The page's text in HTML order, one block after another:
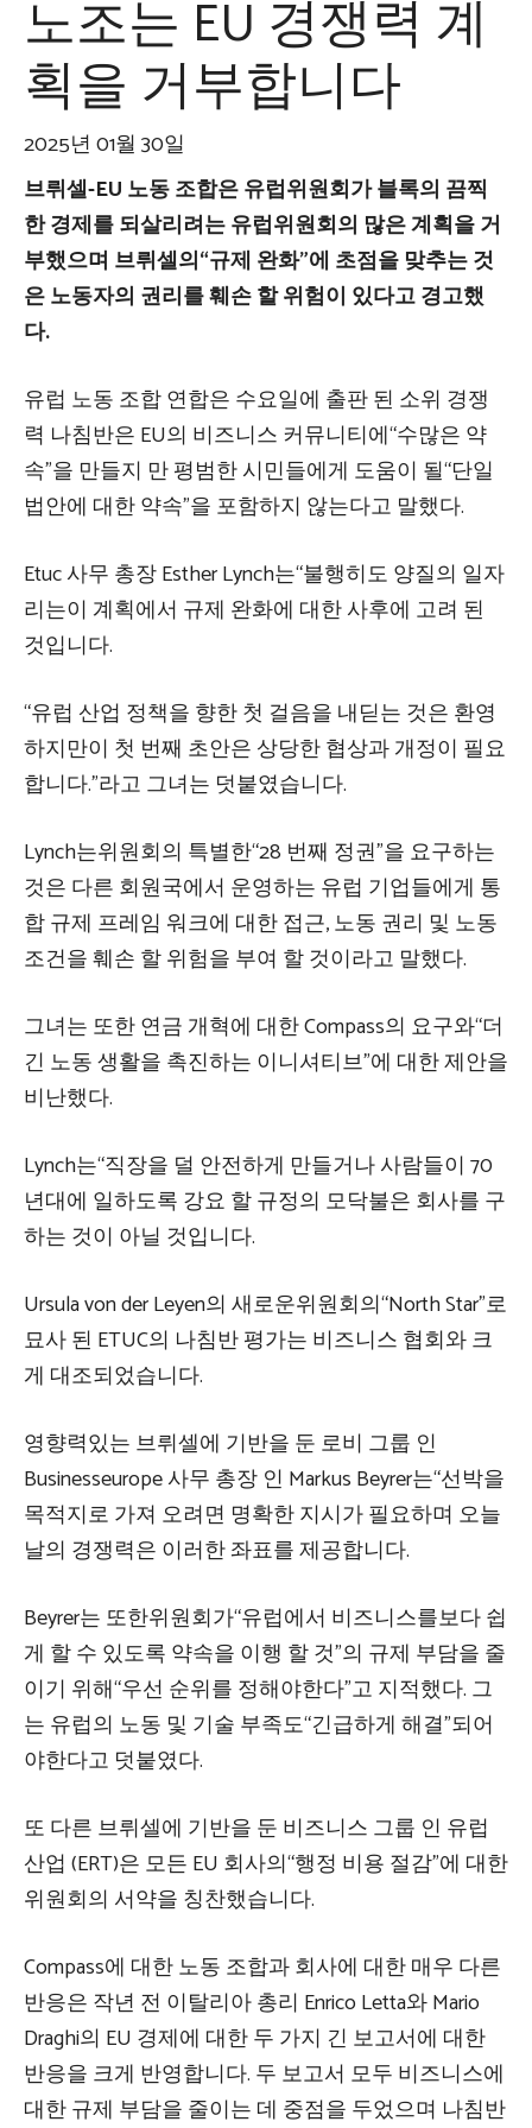
노조는 EU 경쟁력 계
획을 거부합니다
2025년 01월 30일
브뤼셀-EU 노동 조합은 유럽위원회가 블록의 끔찍
한 경제를 되살리려는 유럽위원회의 많은 계획을 거
부했으며 브뤼셀의“규제 완화”에 초점을 맞추는 것
은 노동자의 권리를 훼손 할 위험이 있다고 경고했
다.
유럽 ​​노동 조합 연합은 수요일에 출판 된 소위 경쟁
력 나침반은 EU의 비즈니스 커뮤니티에“수많은 약
속”을 만들지 만 평범한 시민들에게 도움이 될“단일
법안에 대한 약속”을 포함하지 않는다고 말했다.
Etuc 사무 총장 Esther Lynch는“불행히도 양질의 일자
리는이 계획에서 규제 완화에 대한 사후에 고려 된
것입니다.
“유럽 산업 정책을 향한 첫 걸음을 내딛는 것은 환영
하지만이 첫 번째 초안은 상당한 협상과 개정이 필요
합니다.”라고 그녀는 덧붙였습니다.
Lynch는위원회의 특별한“28 번째 정권”을 요구하는
것은 다른 회원국에서 운영하는 유럽 기업들에게 통
합 규제 프레임 워크에 대한 접근, 노동 권리 및 노동
조건을 훼손 할 위험을 부여 할 것이라고 말했다.
그녀는 또한 연금 개혁에 대한 Compass의 요구와“더
긴 노동 생활을 촉진하는 이니셔티브”에 대한 제안을
비난했다.
Lynch는“직장을 덜 안전하게 만들거나 사람들이 70
년대에 일하도록 강요 할 규정의 모닥불은 회사를 구
하는 것이 아닐 것입니다.
Ursula von der Leyen의 새로운위원회의“North Star”로
묘사 된 ETUC의 나침반 평가는 비즈니스 협회와 크
게 대조되었습니다.
영향력있는 브뤼셀에 기반을 둔 로비 그룹 인
Businesseurope 사무 총장 인 Markus Beyrer는“선박을
목적지로 가져 오려면 명확한 지시가 필요하며 오늘
날의 경쟁력은 이러한 좌표를 제공합니다.
Beyrer는 또한위원회가“유럽에서 비즈니스를보다 쉽
게 ​​할 수 있도록 약속을 이행 할 것”의 규제 부담을 줄
이기 위해“우선 순위를 정해야한다”고 지적했다. 그
는 유럽의 노동 및 기술 부족도“긴급하게 해결”되어
야한다고 덧붙였다.
또 다른 브뤼셀에 기반을 둔 비즈니스 그룹 인 유럽
산업 (ERT)은 모든 EU 회사의“행정 비용 절감”에 대한
위원회의 서약을 칭찬했습니다.
Compass에 대한 노동 조합과 회사에 대한 매우 다른
반응은 작년 전 이탈리아 총리 Enrico Letta와 Mario
Draghi의 EU 경제에 대한 두 가지 긴 보고서에 대한
반응을 크게 반영합니다. 두 보고서 모두 비즈니스에
대한 규제 부담을 줄이는 데 중점을 두었으며 나침반